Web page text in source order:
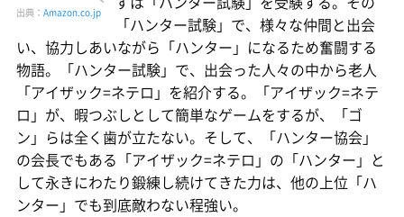
出典： Amazon.co.jp
「ハンター試験」で、様々な仲間と出会
い、協力しあいながら「ハンター」になるため奮闘する
物語。「ハンター試験」で、出会った人々の中から老人
「アイザック=ネテロ」を紹介する。「アイザック=ネテ
ロ」が、暇つぶしとして簡単なゲームをするが、「ゴ
ン」らは全く歯が立たない。そして、「ハンター協会」
の会長でもある「アイザック=ネテロ」の「ハンター」と
して永きにわたり鍛練し続けてきた力は、他の上位「ハ
ンター」でも到底敵わない程強い。